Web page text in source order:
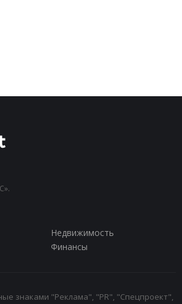
Недвижимость
Финансы
знаками "Реклама", "PR", "Спецпроект",